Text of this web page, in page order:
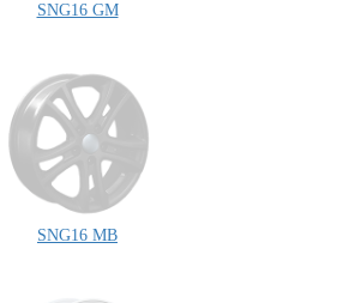
SNG16 GM
SNG16 MB